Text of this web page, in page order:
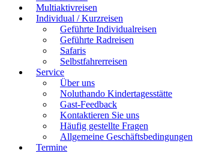
Multiaktivreisen
Individual / Kurzreisen
Geführte Individualreisen
Geführte Radreisen
Safaris
Selbstfahrerreisen
Service
Über uns
Noluthando Kindertagesstätte
Gast-Feedback
Kontaktieren Sie uns
Häufig gestellte Fragen
Allgemeine Geschäftsbedingungen
Termine